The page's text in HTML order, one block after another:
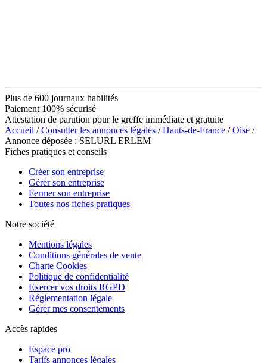
Plus de 600 journaux habilités
Paiement 100% sécurisé
Attestation de parution pour le greffe immédiate et gratuite
Accueil /Consulter les annonces légales /Hauts-de-France /Oise /
Annonce déposée : SELURL ERLEM
Fiches pratiques et conseils
Créer son entreprise
Gérer son entreprise
Fermer son entreprise
Toutes nos fiches pratiques
Notre société
Mentions légales
Conditions générales de vente
Charte Cookies
Politique de confidentialité
Exercer vos droits RGPD
Réglementation légale
Gérer mes consentements
Accès rapides
Espace pro
Tarifs annonces légales